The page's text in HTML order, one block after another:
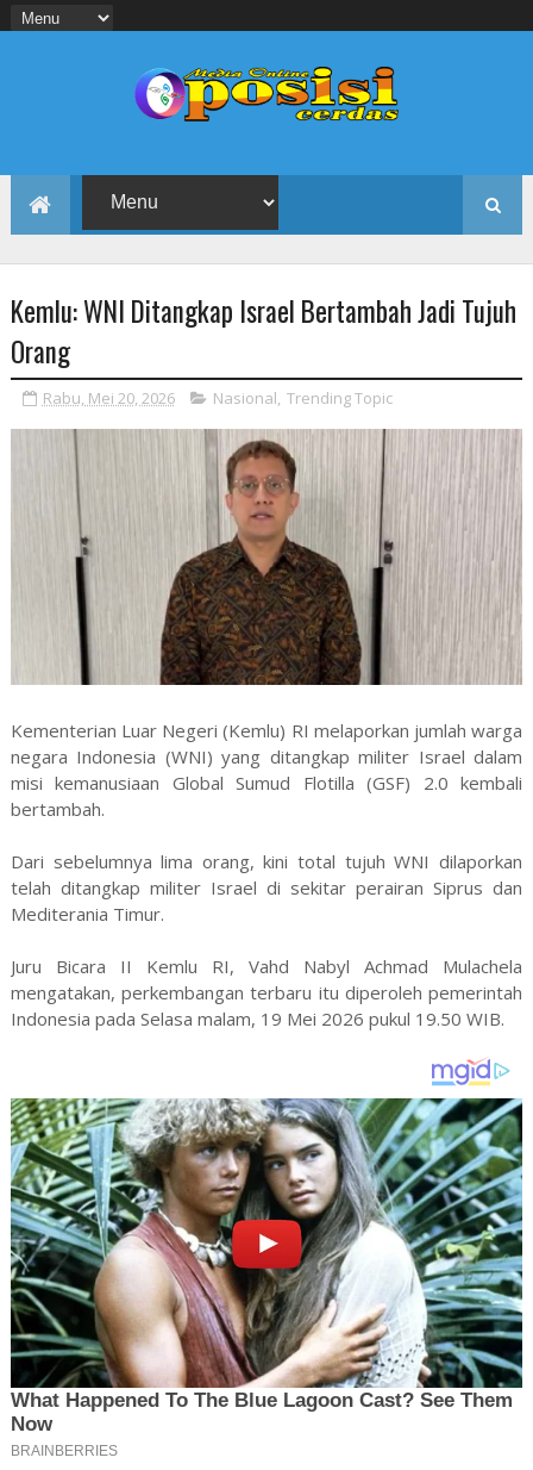
Kemlu: WNI Ditangkap Israel Bertambah Jadi Tujuh
Orang
Rabu, Mei 20, 2026 Nasional, Trending Topic
Kementerian Luar Negeri (Kemlu) RI melaporkan jumlah warga
negara Indonesia (WNI) yang ditangkap militer Israel dalam
misi kemanusiaan Global Sumud Flotilla (GSF) 2.0 kembali
bertambah.
Dari sebelumnya lima orang, kini total tujuh WNI dilaporkan
telah ditangkap militer Israel di sekitar perairan Siprus dan
Mediterania Timur.
Juru Bicara II Kemlu RI, Vahd Nabyl Achmad Mulachela
mengatakan, perkembangan terbaru itu diperoleh pemerintah
Indonesia pada Selasa malam, 19 Mei 2026 pukul 19.50 WIB.